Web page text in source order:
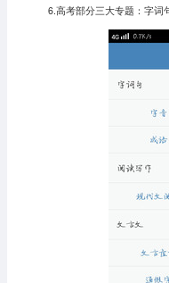
6.高考部分三大专题：字词